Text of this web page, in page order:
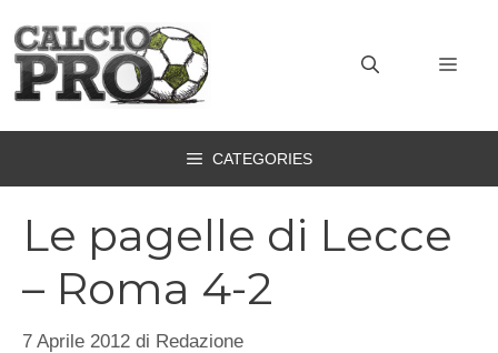
contenuto
CATEGORIES
Le pagelle di Lecce
– Roma 4-2
7 Aprile 2012 di Redazione